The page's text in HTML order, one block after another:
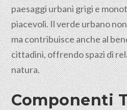
paesaggi urbani grigi e
piacevoli. Il verde urbano
ma contribuisce anche al
cittadini, offrendo spazi di
natura.
Componenti